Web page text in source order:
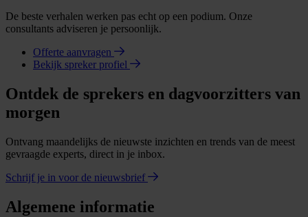
De beste verhalen werken pas echt op een podium. Onze
consultants adviseren je persoonlijk.
Offerte aanvragen
Bekijk spreker profiel
Ontdek de sprekers en dagvoorzitters van
morgen
Ontvang maandelijks de nieuwste inzichten en trends van de meest
gevraagde experts, direct in je inbox.
Schrijf je in voor de nieuwsbrief
Algemene informatie